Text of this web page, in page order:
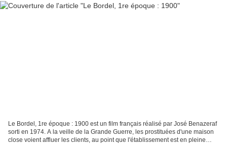
Le Bordel, 1re époque : 1900 est un film français réalisé par José Benazeraf
sorti en 1974. A la veille de la Grande Guerre, les prostituées d'une maison
close voient affluer les clients, au point que l'établissement est en pleine